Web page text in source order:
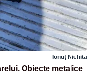
Ionuț Nichita
Obiecte metalice